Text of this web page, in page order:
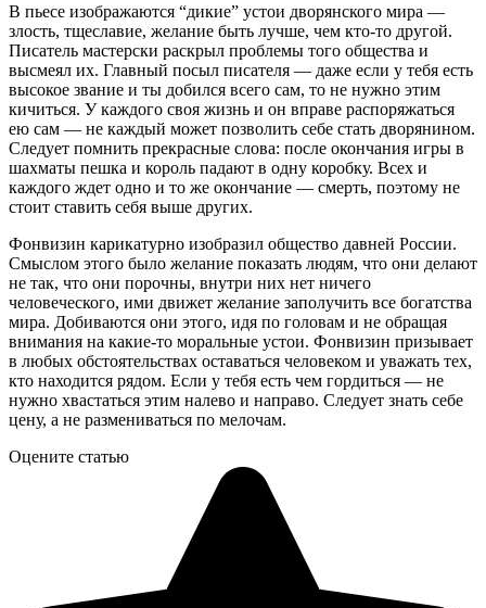
В пьесе изображаются “дикие” устои дворянского мира —
злость, тщеславие, желание быть лучше, чем кто-то другой.
Писатель мастерски раскрыл проблемы того общества и
высмеял их. Главный посыл писателя — даже если у тебя есть
высокое звание и ты добился всего сам, то не нужно этим
кичиться. У каждого своя жизнь и он вправе распоряжаться
ею сам — не каждый может позволить себе стать дворянином.
Следует помнить прекрасные слова: после окончания игры в
шахматы пешка и король падают в одну коробку. Всех и
каждого ждет одно и то же окончание — смерть, поэтому не
стоит ставить себя выше других.
Фонвизин карикатурно изобразил общество давней России.
Смыслом этого было желание показать людям, что они делают
не так, что они порочны, внутри них нет ничего
человеческого, ими движет желание заполучить все богатства
мира. Добиваются они этого, идя по головам и не обращая
внимания на какие-то моральные устои. Фонвизин призывает
в любых обстоятельствах оставаться человеком и уважать тех,
кто находится рядом. Если у тебя есть чем гордиться — не
нужно хвастаться этим налево и направо. Следует знать себе
цену, а не размениваться по мелочам.
Оцените статью